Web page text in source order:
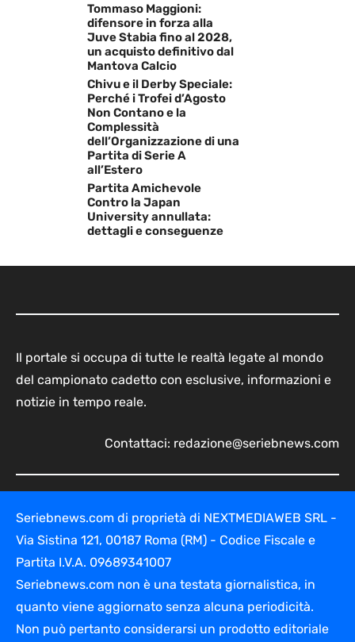
Tommaso Maggioni:
difensore in forza alla
Juve Stabia fino al 2028,
un acquisto definitivo dal
Mantova Calcio
Chivu e il Derby Speciale:
Perché i Trofei d’Agosto
Non Contano e la
Complessità
dell’Organizzazione di una
Partita di Serie A
all’Estero
Partita Amichevole
Contro la Japan
University annullata:
dettagli e conseguenze
Il portale si occupa di tutte le realtà legate al mondo
del campionato cadetto con esclusive, informazioni e
notizie in tempo reale.
Contattaci: redazione@seriebnews.com
Seriebnews.com di proprietà di NEXTMEDIAWEB SRL -
Via Sistina 121, 00187 Roma (RM) - Codice Fiscale e
Partita I.V.A. 09689341007
Seriebnews.com non è una testata giornalistica, in
quanto viene aggiornato senza alcuna periodicità.
Non può pertanto considerarsi un prodotto editoriale